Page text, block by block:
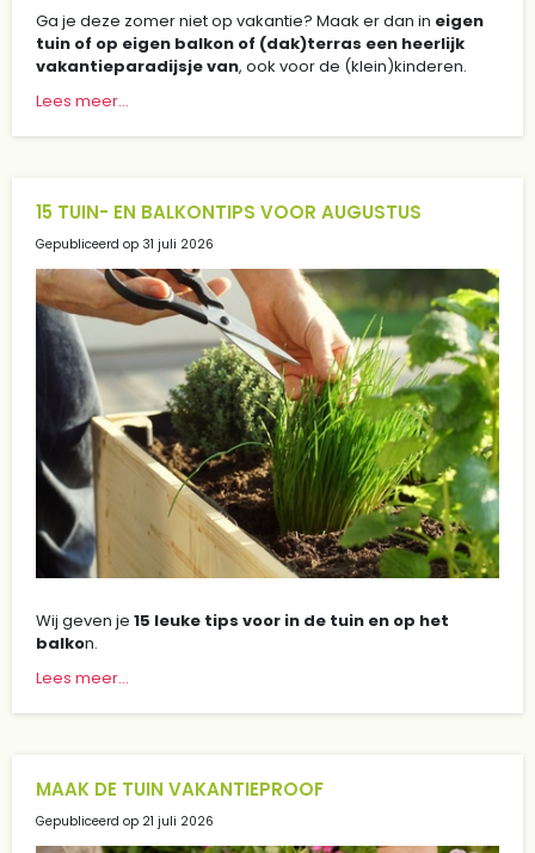
Ga je deze zomer niet op vakantie? Maak er dan in eigen
tuin of op eigen balkon of (dak)terras een heerlijk
vakantieparadijsje van, ook voor de (klein)kinderen.
Lees meer...
15 TUIN- EN BALKONTIPS VOOR AUGUSTUS
Gepubliceerd op 31 juli 2026
Wij geven je 15 leuke tips voor in de tuin en op het
balkon.
Lees meer...
MAAK DE TUIN VAKANTIEPROOF
Gepubliceerd op 21 juli 2026